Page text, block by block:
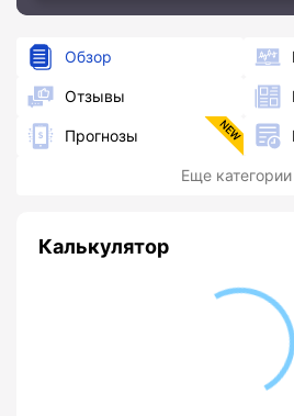
Обзор
Отзывы
Прогнозы
Еще категории
Калькулятор